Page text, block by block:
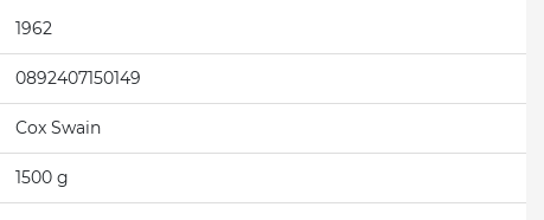
1962
0892407150149
Cox Swain
1500 g